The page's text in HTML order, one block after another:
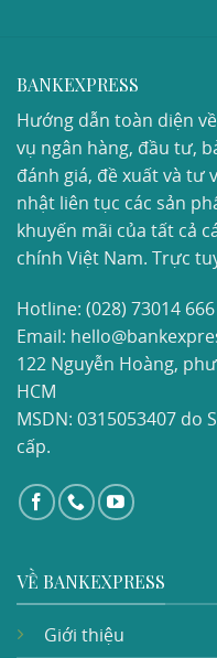
BANKEXPRESS
Hướng dẫn toàn diện
vụ ngân hàng, đầu tư,
đánh giá, đề xuất và tư
nhật liên tục các sản
khuyến mãi của tất cả
chính Việt Nam. Trực
Hotline: (028) 73014 666
Email:
122 Nguyễn Hoàng,
HCM
MSDN: 0315053407 do
cấp.
VỀ BANKEXPRESS
Giới thiệu